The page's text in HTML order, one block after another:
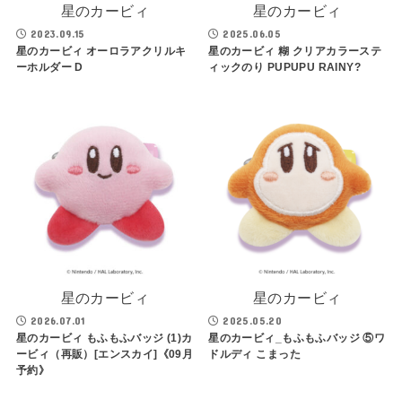
星のカービィ
2023.09.15
星のカービィ オーロラアクリルキ
ーホルダー D
星のカービィ
2025.06.05
星のカービィ 糊 クリアカラーステ
ィックのり PUPUPU RAINY?
星のカービィ
2026.07.01
星のカービィ もふもふバッジ (1)カ
ービィ（再販）[エンスカイ]《09月
予約》
星のカービィ
2025.05.20
星のカービィ_もふもふバッジ ⑤ワ
ドルディ こまった